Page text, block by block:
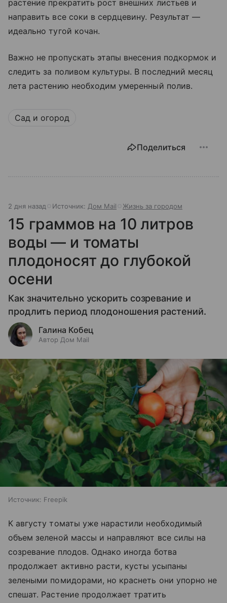
растение прекратить рост внешних листьев и
направить все соки в сердцевину. Результат —
идеально тугой кочан.
Важно не пропускать этапы внесения подкормок и
следить за поливом культуры. В последний месяц
лета растению необходим умеренный полив.
Сад и огород
Поделиться
2 дня назад Источник: Дом Mail Жизнь за городом
15 граммов на 10 литров
воды — и томаты
плодоносят до глубокой
осени
Как значительно ускорить созревание и
продлить период плодоношения растений.
Галина Кобец
Автор Дом Mail
Источник: Freepik
К августу томаты уже нарастили необходимый
объем зеленой массы и направляют все силы на
созревание плодов. Однако иногда ботва
продолжает активно расти, кусты усыпаны
зелеными помидорами, но краснеть они упорно не
спешат. Растение продолжает тратить